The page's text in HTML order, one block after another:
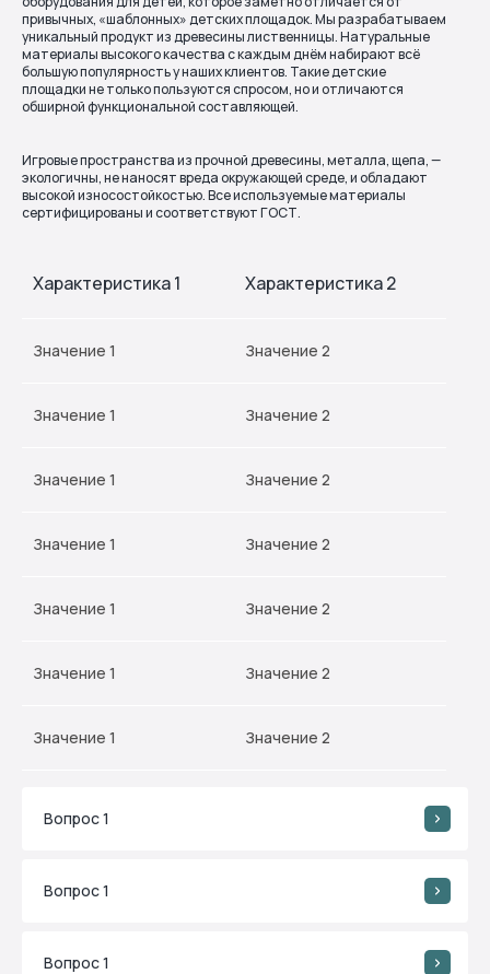
привычных, «шаблонных» детских площадок. Мы разрабатываем
уникальный продукт из древесины лиственницы. Натуральные
материалы высокого качества с каждым днём набирают всё
большую популярность у наших клиентов. Такие детские
площадки не только пользуются спросом, но и отличаются
обширной функциональной составляющей.
Игровые пространства из прочной древесины, металла, щепа, —
экологичны, не наносят вреда окружающей среде, и обладают
высокой износостойкостью. Все используемые материалы
сертифицированы и соответствуют ГОСТ.
Характеристика 1 Характеристика 2
Значение 1 Значение 2
Значение 1 Значение 2
Значение 1 Значение 2
Значение 1 Значение 2
Значение 1 Значение 2
Значение 1 Значение 2
Значение 1 Значение 2
Вопрос 1
Вопрос 1
Вопрос 1